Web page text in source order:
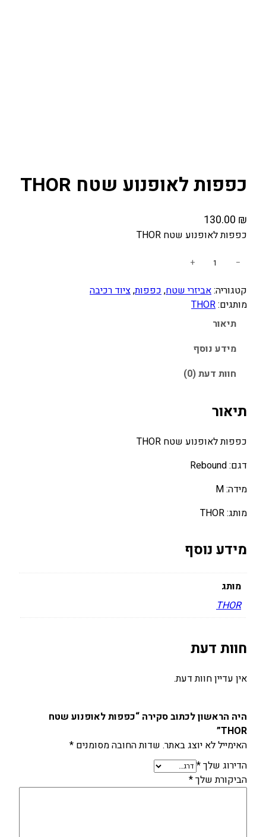
כפפות לאופנוע שטח THOR
130.00 ₪
כפפות לאופנוע שטח THOR
ו
ת
ת
ל
ו
פ
ו
ש
ח
H
R
−
+
קטגוריה:אביזרי שטח, כפפות, ציוד רכיבה
מותגים:THOR
תיאור
מידע נוסף
חוות דעת (0)
תיאור
כפפות לאופנוע שטח THOR
דגם: Rebound
מידה: M
מותג: THOR
מידע נוסף
מותג
THOR
חוות דעת
אין עדיין חוות דעת.
היה הראשון לכתוב סקירה “כפפות לאופנוע שטח
THOR”
האימייל לא יוצג באתר. שדות החובה מסומנים *
הדירוג שלך*
הביקורת שלך*